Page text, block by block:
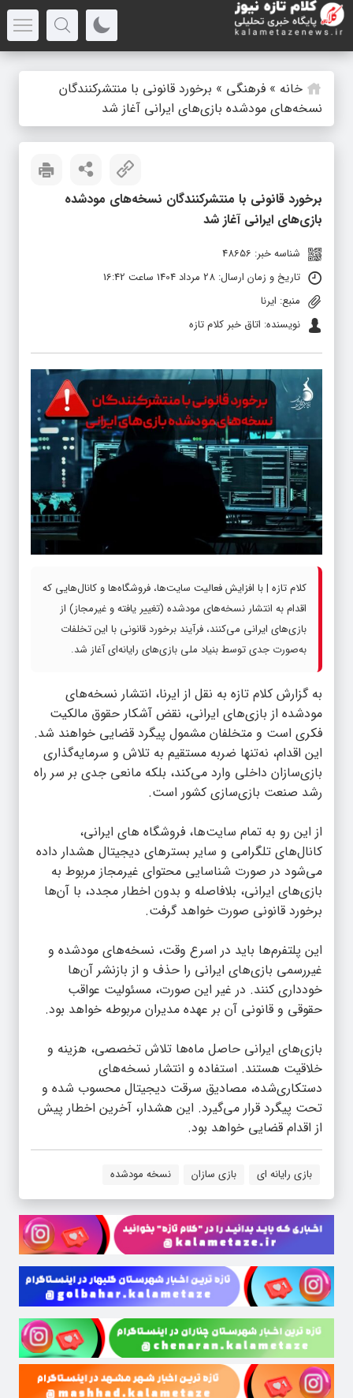
خانه » فرهنگی » برخورد قانونی با منتشرکنندگان
نسخه‌های مودشده بازی‌های ایرانی آغاز شد
برخورد قانونی با منتشرکنندگان نسخه‌های مودشده
بازی‌های ایرانی آغاز شد
شناسه خبر: 48656
تاریخ و زمان ارسال: 28 مرداد 1404 ساعت 16:42
منبع: ایرنا
نویسنده: اتاق خبر کلام تازه
کلام تازه | با افزایش فعالیت سایت‌ها، فروشگاه‌ها و کانال‌هایی که
اقدام به انتشار نسخه‌های مودشده (تغییر یافته و غیرمجاز) از
بازی‌های ایرانی می‌کنند، فرآیند برخورد قانونی با این تخلفات
به‌صورت جدی توسط بنیاد ملی بازی‌های رایانه‌ای آغاز شد.
به گزارش کلام تازه به نقل از ایرنا، انتشار نسخه‌های
مودشده از بازی‌های ایرانی، نقض آشکار حقوق مالکیت
فکری است و متخلفان مشمول پیگرد قضایی خواهند شد.
این اقدام، نه‌تنها ضربه مستقیم به تلاش و سرمایه‌گذاری
بازی‌سازان داخلی وارد می‌کند، بلکه مانعی جدی بر سر راه
رشد صنعت بازی‌سازی کشور است.
از این رو به تمام سایت‌ها، فروشگاه های ایرانی،
کانال‌های تلگرامی و سایر بسترهای دیجیتال هشدار داده
می‌شود در صورت شناسایی محتوای غیرمجاز مربوط به
بازی‌های ایرانی، بلافاصله و بدون اخطار مجدد، با آن‌ها
برخورد قانونی صورت خواهد گرفت.
این پلتفرم‌ها باید در اسرع وقت، نسخه‌های مودشده و
غیررسمی بازی‌های ایرانی را حذف و از بازنشر آن‌ها
خودداری کنند. در غیر این صورت، مسئولیت عواقب
حقوقی و قانونی آن بر عهده مدیران مربوطه خواهد بود.
بازی‌های ایرانی حاصل ماه‌ها تلاش تخصصی، هزینه و
خلاقیت هستند. استفاده و انتشار نسخه‌های
دستکاری‌شده، مصادیق سرقت دیجیتال محسوب شده و
تحت پیگرد قرار می‌گیرد. این هشدار، آخرین اخطار پیش
از اقدام قضایی خواهد بود.
بازی رایانه ای بازی سازان نسخه مودشده